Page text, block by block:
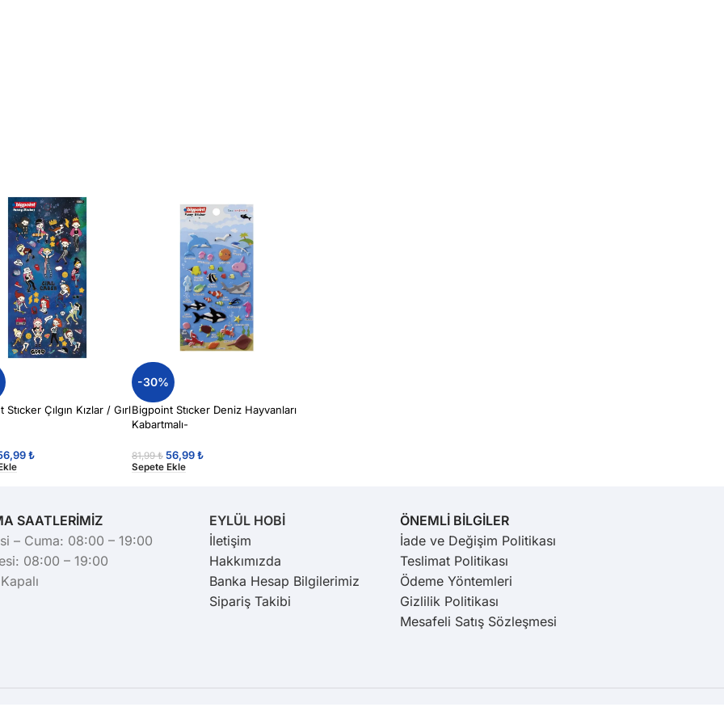
Çılgın Kızlar / Gırl
₺
-30%
Bigpoint Stıcker Deniz Hayvanları
Kabartmalı-
81,99₺ 56,99₺
Sepete Ekle
SAATLERİMİZ
– Cuma: 08:00 – 19:00
08:00 – 19:00
EYLÜL HOBİ
İletişim
Hakkımızda
Banka Hesap Bilgilerimiz
Sipariş Takibi
ÖNEMLİ BİLGİLER
İade ve Değişim Politikası
Teslimat Politikası
Ödeme Yöntemleri
Gizlilik Politikası
Mesafeli Satış Sözleşmesi